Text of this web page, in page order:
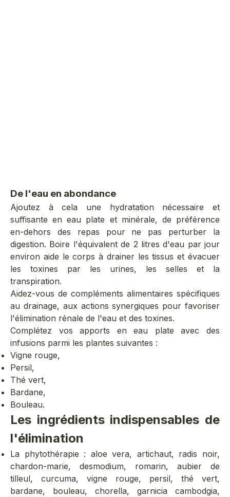
De l'eau en abondance
Ajoutez à cela une hydratation nécessaire et
suffisante eneau plate et minérale, de préférence
en-dehors des repas pour ne pas perturber la
digestion. Boire l'équivalent de 2 litres d'eau par jour
environ aide le corps à drainer les tissus et évacuer
les toxines par les urines, les selles et la
transpiration.
Aidez-vous de compléments alimentaires spécifiques
au drainage, aux actions synergiques pour favoriser
l'élimination rénale de l'eau et des toxines.
Complétez vos apports en eau plate avec des
infusions parmi les plantes suivantes :
Vigne rouge,
Persil,
Thé vert,
Bardane,
Bouleau.
Les ingrédients indispensables de
l'élimination
La phytothérapie : aloe vera, artichaut, radis noir,
chardon-marie, desmodium, romarin, aubier de
tilleul, curcuma, vigne rouge, persil, thé vert,
bardane, bouleau, chorella, garnicia cambodgia,